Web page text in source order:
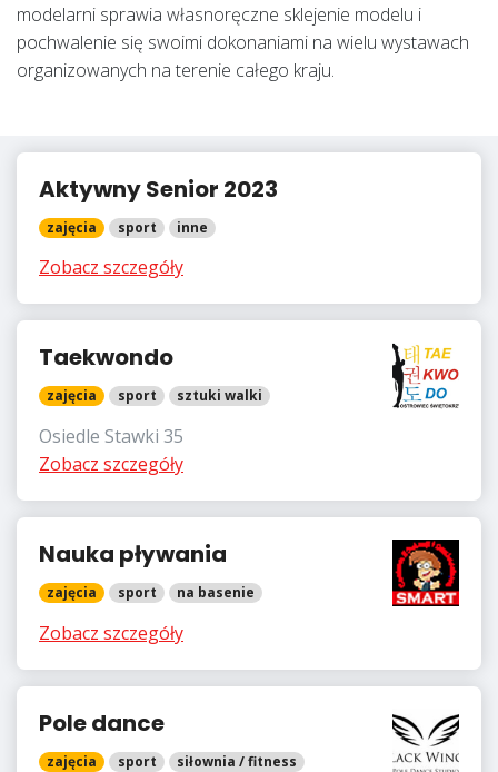
modelarni sprawia własnoręczne sklejenie modelu i
pochwalenie się swoimi dokonaniami na wielu wystawach
organizowanych na terenie całego kraju.
Aktywny Senior 2023
zajęcia sport inne
Zobacz szczegóły
Taekwondo
zajęcia sport sztuki walki
Osiedle Stawki 35
Zobacz szczegóły
Nauka pływania
zajęcia sport na basenie
Zobacz szczegóły
Pole dance
zajęcia sport siłownia / fitness